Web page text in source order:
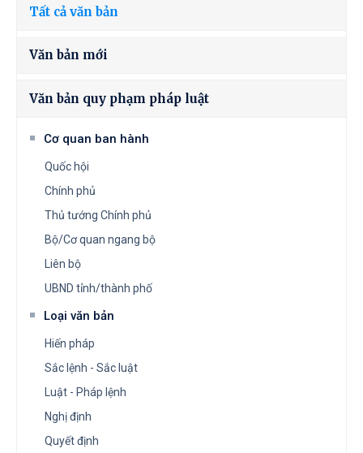
Tất cả văn bản
Văn bản mới
Văn bản quy phạm pháp luật
Cơ quan ban hành
Quốc hội
Chính phủ
Thủ tướng Chính phủ
Bộ/Cơ quan ngang bộ
Liên bộ
UBND tỉnh/thành phố
Loại văn bản
Hiến pháp
Sắc lệnh - Sắc luật
Luật - Pháp lệnh
Nghị định
Quyết định